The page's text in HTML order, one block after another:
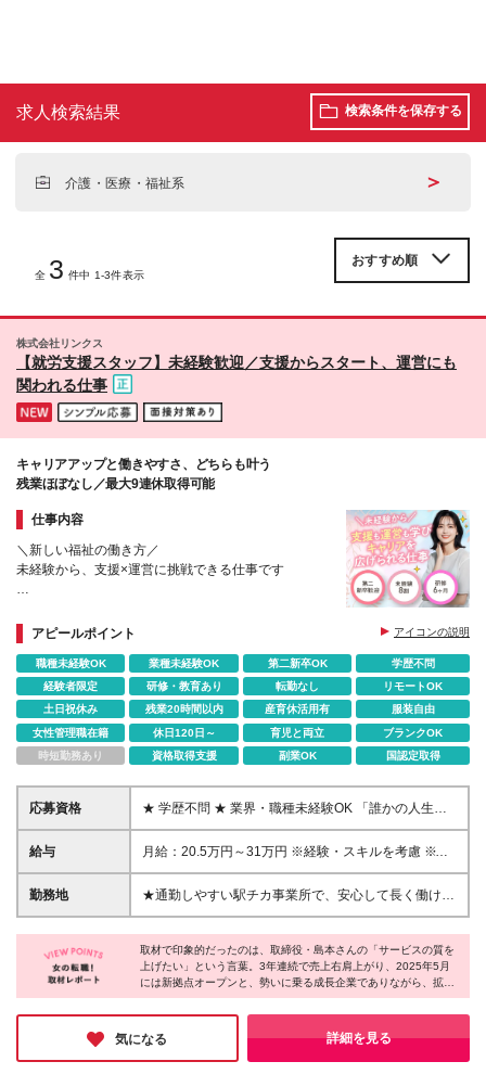
求人検索結果 検索条件を保存する
介護・医療・福祉系 ＞
全 3 件中 1-3件表示
株式会社リンクス
【就労支援スタッフ】未経験歓迎／支援からスタート、運営にも
関われる仕事
キャリアアップと働きやすさ、どちらも叶う
残業ほぼなし／最大9連休取得可能
仕事内容
＼新しい福祉の働き方／
未経験から、支援×運営に挑戦できる仕事です
★ 介護なし｜事務・ITスキル活用
★ 17:30定時退社／残業ほぼなし
★ 新規拠点多数｜ポスト・チャンスあり
アピールポイント アイコンの説明
職種未経験OK 業種未経験OK 第二新卒OK
学歴不問
経験者限定
研修・教育あり 転勤なし
リモートOK
土日祝休み
残業20時間以内 産育休活用有
服装自由
女性管理職在籍
休日120日～ 育児と両立
ブランクOK
時短勤務あり
資格取得支援 副業OK 国認定取得
応募資格
★ 学歴不問 ★ 業界・職種未経験OK 「誰かの人生に
寄り添いながら、 自分自身も成長できる仕事がした
い」 そんな想いをお持ちの方を歓迎します。 福祉の
未経験だからこその視点も支援や運営に活かせます。
入社後は、充実した研修制度を通じて 基礎から段階
ー・管理者を目指せる環境です。
給与
月給：20.5万円～31万円 ※経験・スキルを考慮 ※残
業代全額支給／インセンティブあり ※試用期間（3ヶ
月）：月給18.5万円～24万円 ■ 昇給：年1回 ■ 賞与：
す。 【サービス管理責任者】 月給：30万円～39万円
※資格・経験を考慮
勤務地
★通勤しやすい駅チカ事業所で、安心して長く働けま
す 千葉県・埼玉県に展開する 就労移行支援事業所
「リンクス」のいずれかに配属となります。 すべて
の事業所が駅から徒歩圏内にあり、毎日の通勤も快適
です。 ★事業所の雰囲気がわかる動画を公開中 スタ
ッフの働く様子や職場の空気感を、 YouTube・関連
リンクでご覧いただけます。 入社後のイメージを持
ってから応募できるので安心です。 ＜千葉県エリア
取材で印象的だったのは、取締役・島本さんの「サービスの質を
上げたい」という言葉。3年連続で売上右肩上がり、2025年5月
には新拠点オープンと、勢いに乗る成長企業でありながら、拡大
一辺倒ではない姿勢に共感しました。組織強化のフェーズだから
こそ、会社づくりにも携わるチャンスもあるのだそう。さらに
「社員の働きやすさも改善したい」と制度・環境整備にも本気で
す。安定と成長、両方を手に入れられる会社だと感じました！
気になる 詳細を見る